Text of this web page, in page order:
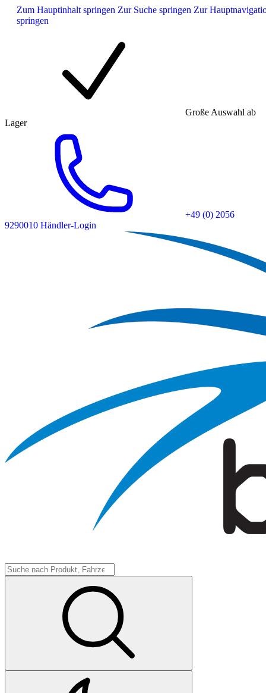
Zum Hauptinhalt springen Zur Suche springen Zur
springen
Große Auswahl ab
Lager
+49 (0) 2056
9290010 Händler-Login